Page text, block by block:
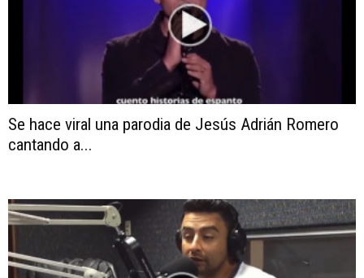
Se hace viral una parodia de Jesús Adrián Romero
cantando a...